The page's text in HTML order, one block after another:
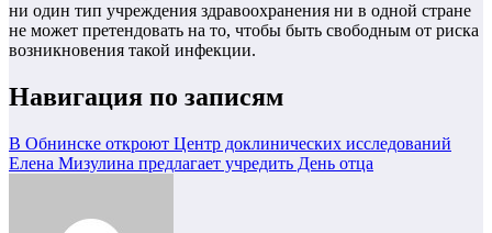
ни один тип учреждения здравоохранения ни в одной стране
не может претендовать на то, чтобы быть свободным от риска
возникновения такой инфекции.
Навигация по записям
В Обнинске откроют Центр доклинических исследований
Елена Мизулина предлагает учредить День отца